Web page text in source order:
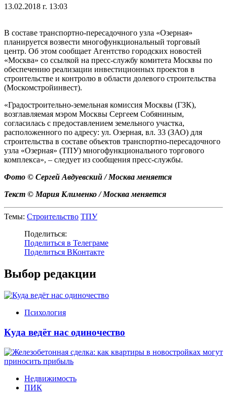
13.02.2018 г. 13:03
В составе транспортно-пересадочного узла «Озерная»
планируется возвести многофункциональный торговый
центр. Об этом сообщает Агентство городских новостей
«Москва» со ссылкой на пресс-службу комитета Москвы по
обеспечению реализации инвестиционных проектов в
строительстве и контролю в области долевого строительства
(Москомстройинвест).
«Градостроительно-земельная комиссия Москвы (ГЗК),
возглавляемая мэром Москвы Сергеем Собяниным,
согласилась с предоставлением земельного участка,
расположенного по адресу: ул. Озерная, вл. 33 (ЗАО) для
строительства в составе объектов транспортно-пересадочного
узла «Озерная» (ТПУ) многофункционального торгового
комплекса», – следует из сообщения пресс-службы.
Фото © Сергей Авдуевский / Москва меняется
Текст © Мария Клименко / Москва меняется
Темы: Строительство ТПУ
Поделиться:
Поделиться в Телеграме
Поделиться ВКонтакте
Выбор редакции
Психология
Куда ведёт нас одиночество
Недвижимость
ПИК